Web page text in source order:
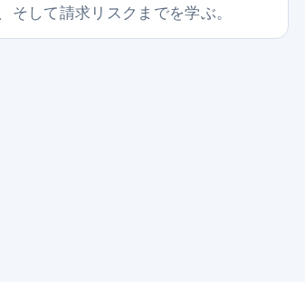
して請求リスクまでを学ぶ。